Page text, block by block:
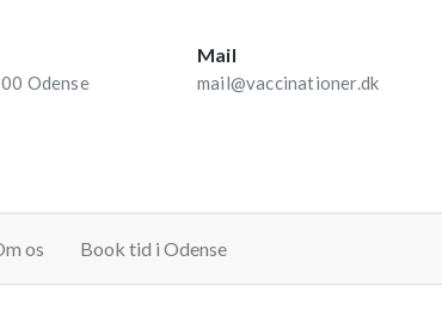
Odense
Mail
mail@vaccinationer.dk
os Book tid i Odense